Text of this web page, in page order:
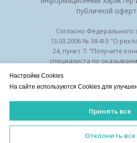
публичной
Согласно Федерального
13.03.2006 № 38-ФЗ "О
24, пункт 7: "Получите
специалиста по
медицинской
010294 от
©2026 Клиника красоты и
Оборудование
ИМЕЮТСЯ
Настройки Cookies
На сайте используются Cookies для
Принять все
Отклонить все